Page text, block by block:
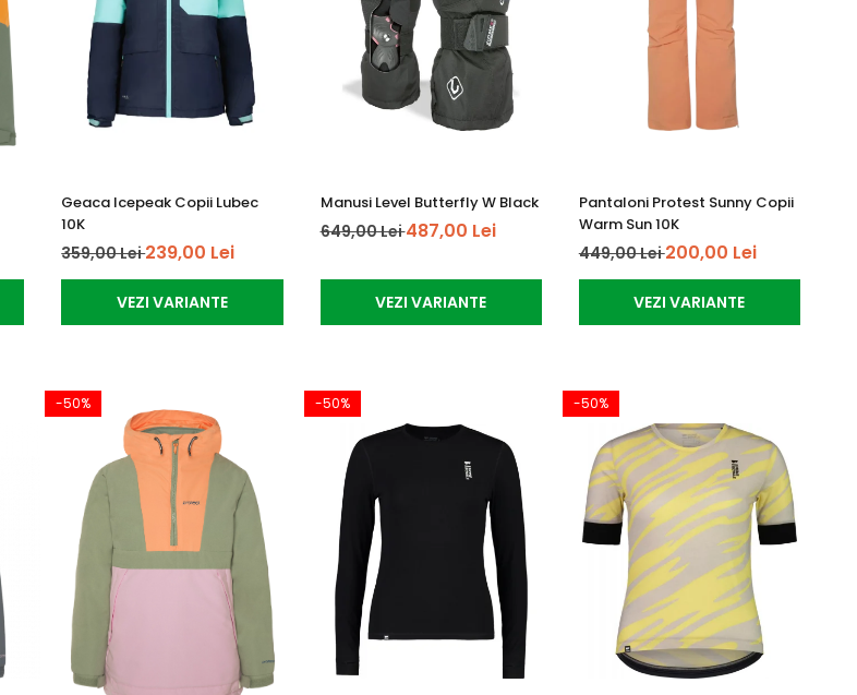
Geaca Icepeak Copii Lubec
10K
359,00 Lei239,00 Lei
VEZI VARIANTE
Manusi Level Butterfly W Black
649,00 Lei487,00 Lei
VEZI VARIANTE
Pantaloni Protest Sunny Copii
Warm Sun 10K
449,00 Lei200,00 Lei
VEZI VARIANTE
-50% -50% -50%